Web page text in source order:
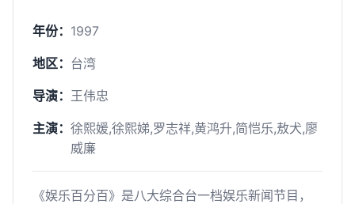
年份： 1997
地区： 台湾
导演： 王伟忠
主演： 徐熙媛,徐熙娣,罗志祥,黄鸿升,简恺乐,敖犬,廖
威廉
《娱乐百分百》是八大综合台一档娱乐新闻节目，